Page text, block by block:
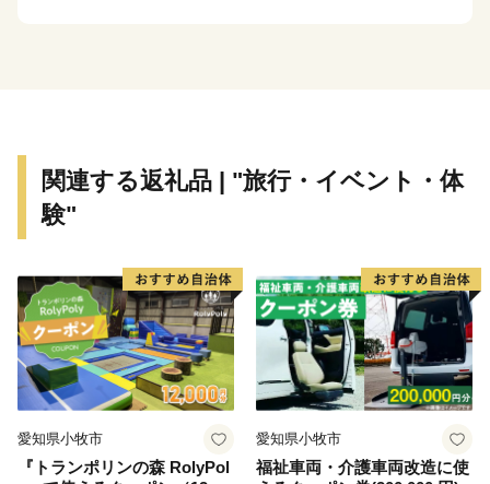
そんな神戸スタイルを代表する品々を、ふるさと納税の
返礼品として特別に、ご用意しております。
■ 神戸牛
■ 灘の酒
■ 神戸ワイン
■ スイーツ
■ 有馬温泉（宿泊優待券）
どれを選んでも神戸の良さを味わい・体感することがで
きます。
関連する返礼品 | "旅行・イベント・体
験"
愛知県小牧市
『トランポリンの森 RolyPol
愛知県小牧市
福祉車両・介護車両改造に使